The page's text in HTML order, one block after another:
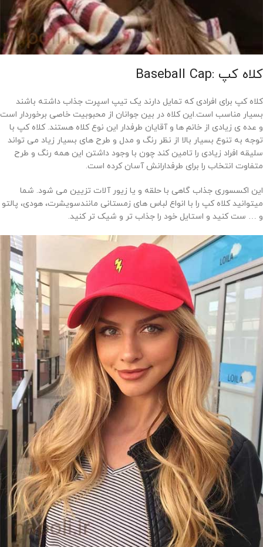
کلاه کپ :Baseball Cap
کلاه کپ برای افرادی که تمایل دارند یک تیپ اسپرت جذاب داشته باشند
بسیار مناسب است.این کلاه در بین جوانان از محبوبیت خاصی برخوردار است
و عده ی زیادی از خانم ها و آقایان طرفدار این نوع کلاه هستند. کلاه کپ با
توجه به تنوع بسیار بالا از نظر رنگ و مدل و طرح های بسیار زیاد می تواند
سلیقه افراد زیادی را تامین کند چون با وجود داشتن این همه رنگ و طرح
متفاوت انتخاب را برای طرفدارانش آسان کرده است.
این اکسسوری جذاب گاهی با حلقه و یا زیور آلات تزیین می شود. شما
میتوانید کلاه کپ را با انواع لباس های زمستانی مانندسویشرت، هودی، پالتو
و … ست کنید و استایل خود را جذاب تر و شیک تر کنید.